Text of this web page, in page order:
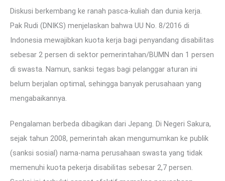
Diskusi berkembang ke ranah pasca-kuliah dan dunia kerja.
Pak Rudi (DNIKS) menjelaskan bahwa UU No. 8/2016 di
Indonesia mewajibkan kuota kerja bagi penyandang disabilitas
sebesar 2 persen di sektor pemerintahan/BUMN dan 1 persen
di swasta. Namun, sanksi tegas bagi pelanggar aturan ini
belum berjalan optimal, sehingga banyak perusahaan yang
mengabaikannya.
Pengalaman berbeda dibagikan dari Jepang. Di Negeri Sakura,
sejak tahun 2008, pemerintah akan mengumumkan ke publik
(sanksi sosial) nama-nama perusahaan swasta yang tidak
memenuhi kuota pekerja disabilitas sebesar 2,7 persen.